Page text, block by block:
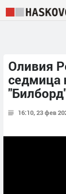
Оливия
седмица
16:10, 23 фев